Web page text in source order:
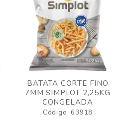
BATATA CORTE FINO
7MM SIMPLOT 2,25KG
CONGELADA
Código: 63918